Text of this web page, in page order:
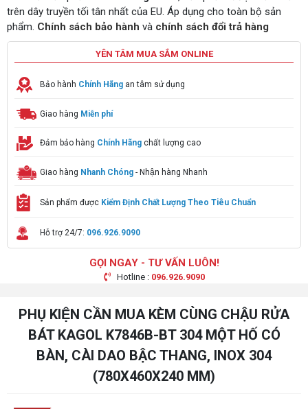
trên dây truyền tối tân nhất của EU. Áp dụng cho toàn bộ sản
phẩm. Chính sách bảo hành và chính sách đổi trả hàng
YÊN TÂM MUA SẮM ONLINE
Bảo hành Chính Hãng an tâm sử dụng
Giao hàng Miễn phí
Đảm bảo hàng Chính Hãng chất lượng cao
Giao hàng Nhanh Chóng - Nhận hàng Nhanh
Sản phẩm được Kiểm Định Chất Lượng Theo Tiêu Chuẩn
Hỗ trợ 24/7: 096.926.9090
GỌI NGAY - TƯ VẤN LUÔN!
Hotline : 096.926.9090
PHỤ KIỆN CẦN MUA KÈM CÙNG CHẬU RỬA
BÁT KAGOL K7846B-BT 304 MỘT HỐ CÓ
BÀN, CÀI DAO BẬC THANG, INOX 304
(780X460X240 MM)